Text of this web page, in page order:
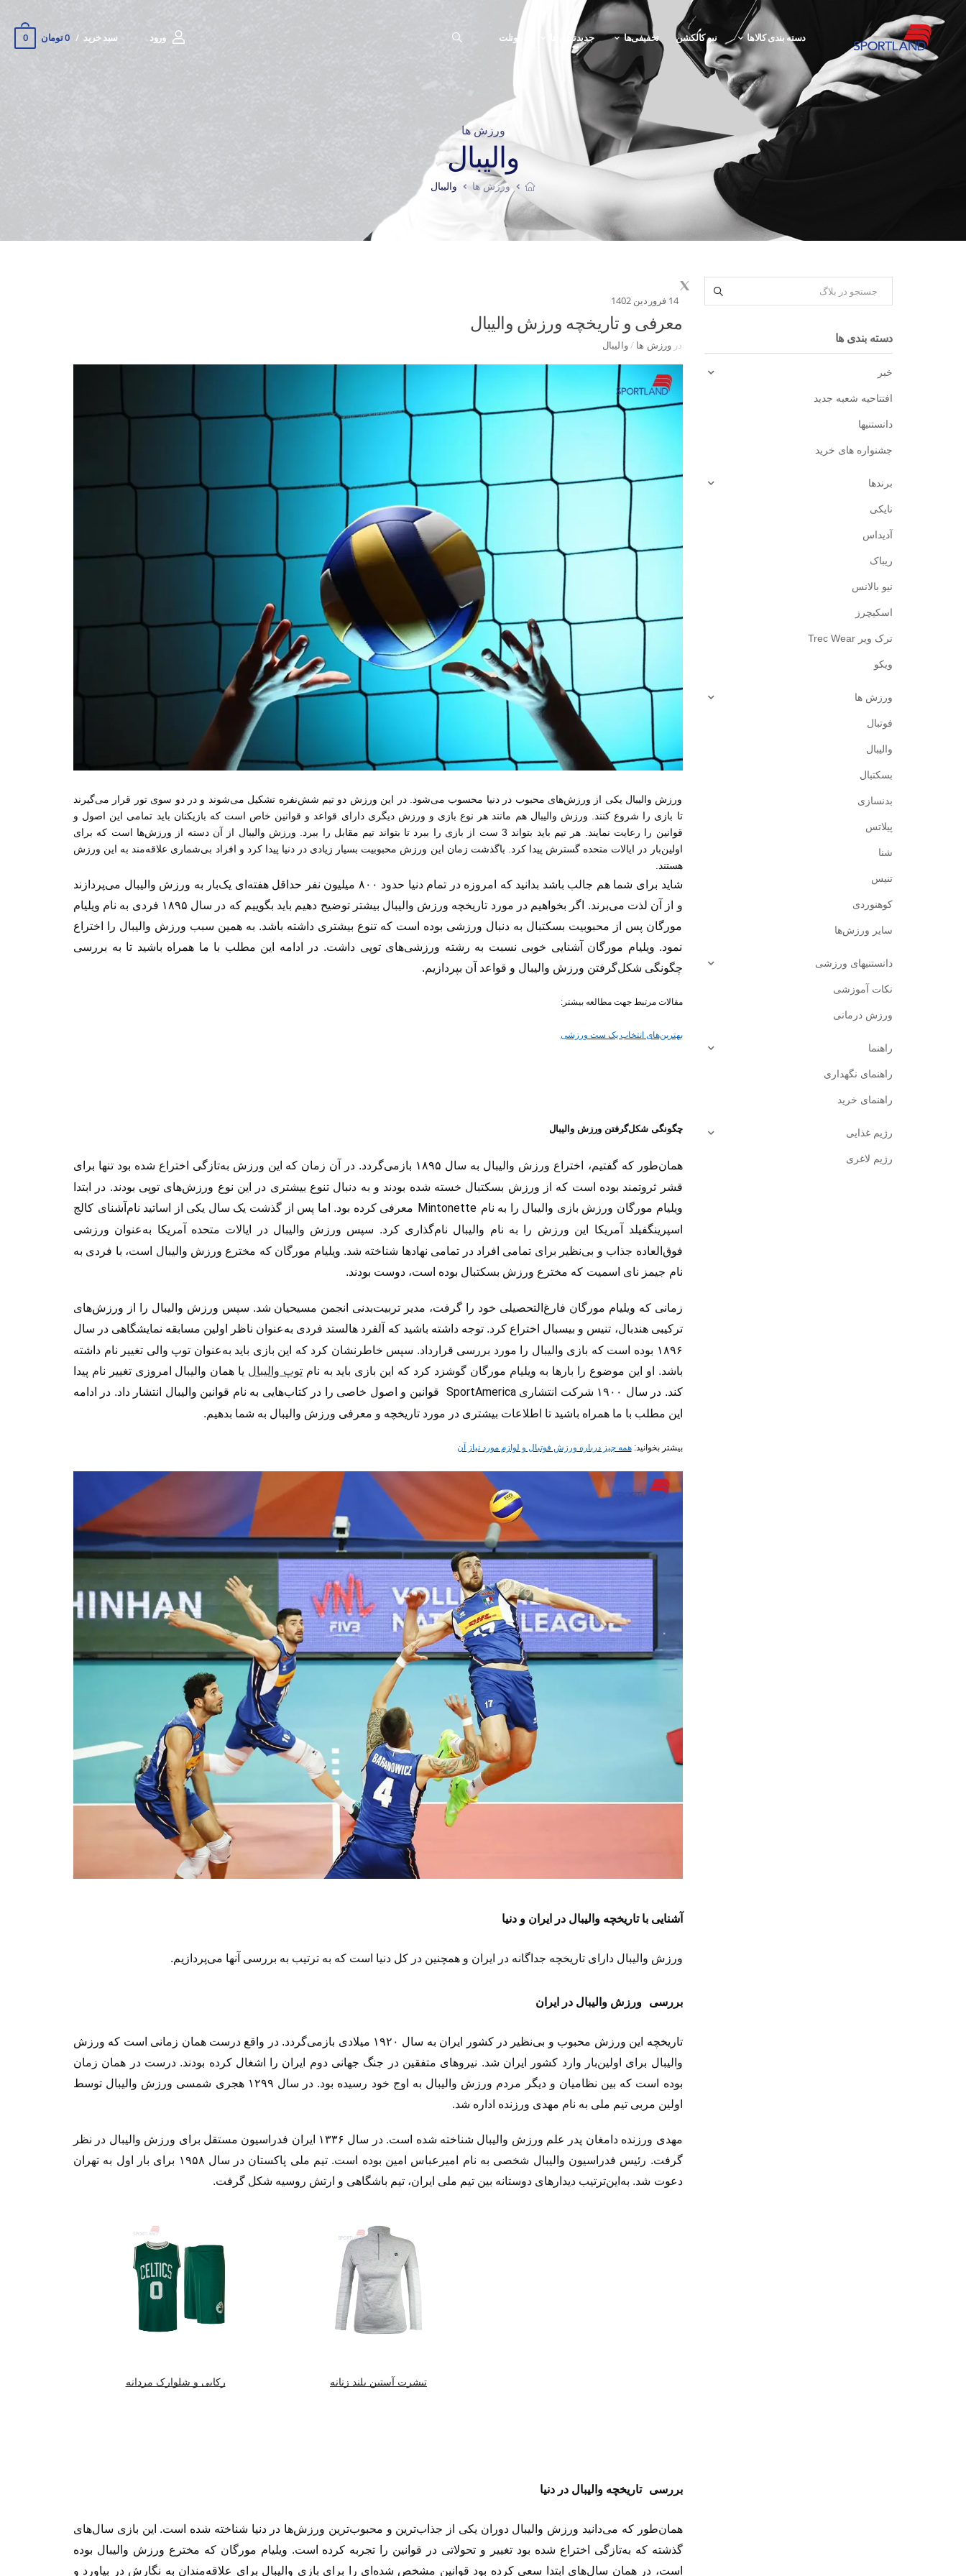
دسته بندی کالاها نیو کالکشن تخفیفی‌ها جدیدترین ها اوتلت ورود سبد خرید 0 تومان 0
ورزش ‌ها
والیبال
ورزش ‌ها والیبال
دسته بندی ها
خبر
افتتاحیه شعبه جدید
دانستنیها
جشنواره های خرید
برندها
نایکی
آدیداس
ریباک
نیو بالانس
اسکیچرز
ترک ویر Trec Wear
ویکو
ورزش ‌ها
فوتبال
والیبال
بسکتبال
بدنسازی
پیلاتس
شنا
تنیس
کوهنوردی
سایر ورزش‌ها
دانستنیهای ورزشی
نکات آموزشی
ورزش درمانی
راهنما
راهنمای نگهداری
راهنمای خرید
رژیم غذایی
رژیم لاغری
14 فروردین 1402
معرفی و تاریخچه ورزش والیبال
در ورزش ‌ها /والیبال
ورزش والیبال یکی از ورزش‌های محبوب در دنیا محسوب می‌شود. در این ورزش دو تیم شش‌نفره تشکیل می‌شوند و در دو سوی تور قرار می‌گیرند
تا بازی را شروع کنند. ورزش والیبال هم مانند هر نوع بازی و ورزش دیگری دارای قواعد و قوانین خاص است که بازیکنان باید تمامی این اصول و
قوانین را رعایت نمایند. هر تیم باید بتواند 3 ست
از بازی را ببرد تا بتواند تیم مقابل را ببرد. ورزش والیبال از آن دسته از ورزش‌ها است که برای
اولین‌بار در ایالات متحده گسترش پیدا کرد. باگذشت زمان این ورزش محبوبیت بسیار زیادی در دنیا پیدا کرد و افراد بی‌شماری علاقه‌مند به این ورزش
هستند.
شاید برای شما هم جالب باشد بدانید که امروزه در تمام دنیا حدود ۸۰۰ میلیون نفر حداقل هفته‌ای یک‌بار به ورزش والیبال می‌پردازند
و از آن لذت می‌برند. اگر بخواهیم در مورد تاریخچه ورزش والیبال بیشتر توضیح دهیم باید بگوییم که در سال ۱۸۹۵ فردی به نام ویلیام
مورگان پس از محبوبیت بسکتبال به دنبال ورزشی بوده است که تنوع بیشتری داشته باشد. به همین سبب ورزش والیبال را اختراع
نمود. ویلیام مورگان آشنایی خوبی نسبت به رشته ورزشی‌های توپی داشت. در ادامه این مطلب با ما همراه باشید تا به بررسی
چگونگی شکل‌گرفتن ورزش والیبال و قواعد آن بپردازیم.
مقالات مرتبط جهت مطالعه بیشتر:
بهترین‌های انتخاب یک ست ورزشی
چگونگی شکل‌گرفتن ورزش والیبال
همان‌طور که گفتیم، اختراع ورزش والیبال به سال ۱۸۹۵ بازمی‌گردد. در آن زمان‌ که این ورزش به‌تازگی اختراع شده بود تنها برای
قشر ثروتمند بوده است که از ورزش بسکتبال خسته شده بودند و به دنبال تنوع بیشتری در این نوع ورزش‌های توپی بودند. در ابتدا
ویلیام مورگان ورزش بازی والیبال را به نام Mintonette معرفی کرده بود. اما پس از گذشت یک سال یکی از اساتید نام‌آشنای کالج
اسپرینگفیلد آمریکا
این ورزش را به نام والیبال نام‌گذاری کرد. سپس ورزش والیبال در ایالات متحده آمریکا به‌عنوان ورزشی
فوق‌العاده جذاب و بی‌نظیر برای تمامی افراد در تمامی نهادها شناخته شد. ویلیام مورگان که مخترع ورزش والیبال است، با فردی به
نام جیمز نای اسمیت که مخترع ورزش بسکتبال بوده است، دوست بودند.
زمانی که ویلیام مورگان فارغ‌التحصیلی خود را گرفت، مدیر تربیت‌بدنی انجمن مسیحیان شد. سپس ورزش والیبال را از ورزش‌های
ترکیبی هندبال، تنیس و بیسبال اختراع کرد. توجه داشته باشید که
آلفرد هالستد فردی به‌عنوان ناظر اولین مسابقه نمایشگاهی در سال
۱۸۹۶ بوده است که بازی والیبال را مورد بررسی قرارداد. سپس خاطرنشان کرد که این بازی باید به‌عنوان توپ والی تغییر نام داشته
باشد. او این موضوع را بارها به ویلیام مورگان گوشزد کرد که این بازی باید به نامتوپ والیبال یا همان والیبال امروزی تغییر نام پیدا
کند. در سال ۱۹۰۰ شرکت انتشاریAmerica
Sport قوانین و اصول خاصی را در کتاب‌هایی به نام قوانین والیبال انتشار داد. در ادامه
این مطلب با ما همراه باشید تا اطلاعات بیشتری در مورد تاریخچه و معرفی ورزش والیبال به شما بدهیم.
بیشتر بخوانید:همه چیز درباره ورزش فوتبال و لوازم مورد نیاز آن
آشنایی با تاریخچه والیبال در ایران و دنیا
ورزش والیبال دارای تاریخچه جداگانه در ایران و همچنین در کل دنیا است که به ترتیب به بررسی آنها می‌پردازیم.
بررسی ورزش والیبال در ایران
تاریخچه این ورزش محبوب و بی‌نظیر در کشور ایران به سال ۱۹۲۰ میلادی بازمی‌گردد. در واقع درست همان زمانی است که ورزش
والیبال برای اولین‌بار وارد کشور ایران شد. نیروهای متفقین در جنگ جهانی دوم ایران را اشغال کرده بودند. درست در همان زمان
بوده است که بین نظامیان و دیگر مردم ورزش والیبال به اوج خود رسیده بود. در سال ۱۲۹۹ هجری شمسی ورزش والیبال توسط
اولین مربی تیم ملی به نام مهدی ورزنده اداره شد.
مهدی ورزنده دامغان پدر علم ورزش والیبال شناخته شده است. در سال ۱۳۳۶
ایران فدراسیون مستقل برای ورزش والیبال در نظر
گرفت. رئیس فدراسیون والیبال شخصی به نام امیرعباس امین بوده است. تیم ملی پاکستان در سال ۱۹۵۸ برای بار اول به تهران
دعوت شد. به‌این‌ترتیب دیدارهای دوستانه بین تیم ملی ایران، تیم باشگاهی و ارتش روسیه شکل گرفت.
تیشرت آستین بلند زنانه رکابی و شلوارک مردانه
بررسی تاریخچه والیبال در دنیا
همان‌طور که می‌دانید ورزش والیبال دوران یکی از جذاب‌ترین و محبوب‌ترین ورزش‌ها در دنیا شناخته شده است. این بازی سال‌های
گذشته که به‌تازگی اختراع شده بود تغییر و تحولاتی در قوانین را تجربه کرده
است. ویلیام مورگان که مخترع ورزش والیبال بوده
است، در همان سال‌های ابتدا سعی کرده بود قوانین مشخص شده‌ای را برای بازی والیبال برای علاقه‌مندان به نگارش در بیاورد و